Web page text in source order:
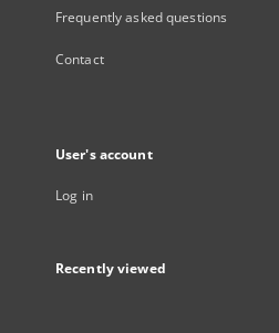
Frequently asked questions
Contact
User's account
Log in
Recently viewed